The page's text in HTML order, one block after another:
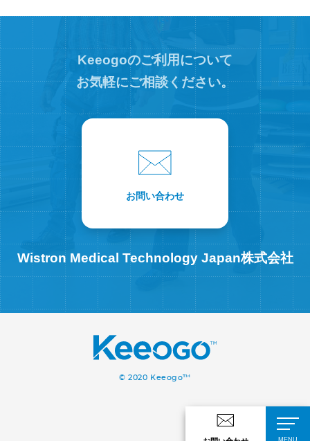
Keeogoのご利用について
お気軽にご相談ください。
お問い合わせ
Wistron Medical Technology Japan株式会社
© 2020 Keeogo™
MENU